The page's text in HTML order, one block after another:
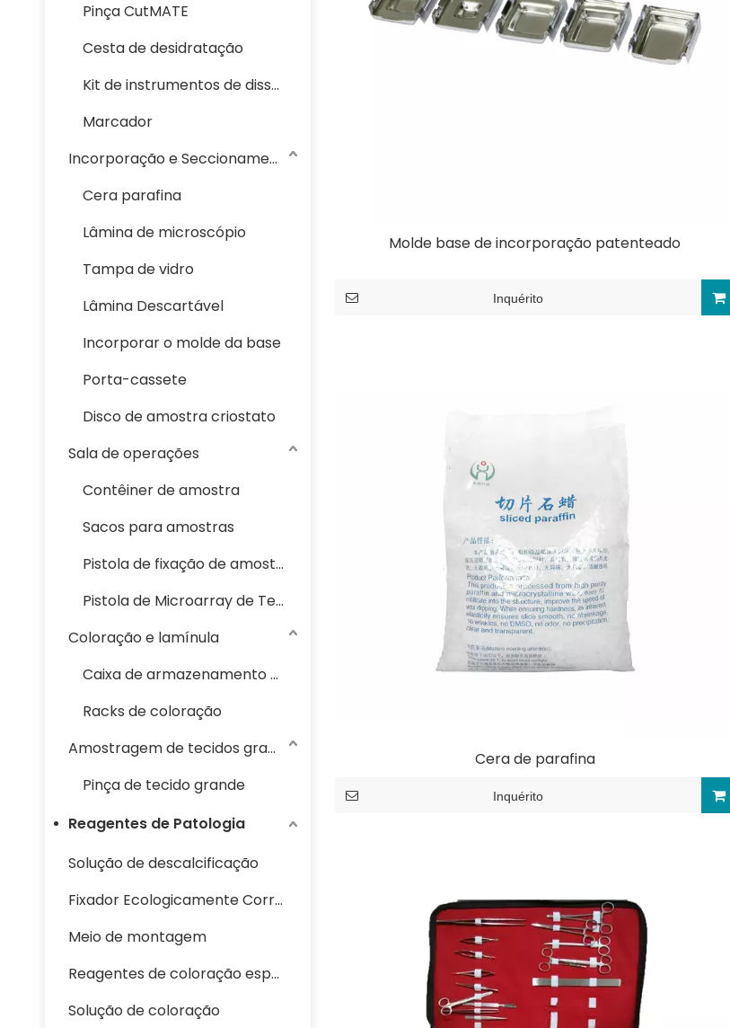
Pinça CutMATE
Cesta de desidratação
Kit de instrumentos de dissecação
Marcador
Incorporação e Seccionamento de Parafina
Cera parafina
Lâmina de microscópio
Tampa de vidro
Lâmina Descartável
Incorporar o molde da base
Porta-cassete
Disco de amostra criostato
Sala de operações
Contêiner de amostra
Sacos para amostras
Pistola de fixação de amostra gastrointestinal patológica
Pistola de Microarray de Tecido
Coloração e lamínula
Caixa de armazenamento de slides
Racks de coloração
Amostragem de tecidos grandes
Pinça de tecido grande
Reagentes de Patologia
Solução de descalcificação
Fixador Ecologicamente Correto
Meio de montagem
Reagentes de coloração especiais
Solução de coloração
Molde base de incorporação patenteado
Inquérito
Cera de parafina
Inquérito